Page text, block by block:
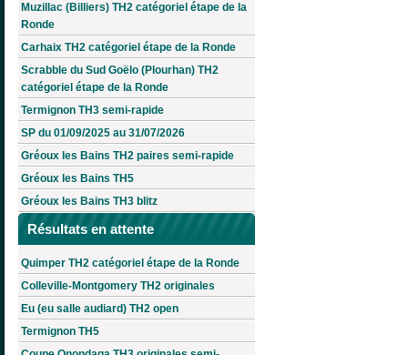
Muzillac (Billiers) TH2 catégoriel étape de la
Ronde
Carhaix TH2 catégoriel étape de la Ronde
Scrabble du Sud Goëlo (Plourhan) TH2
catégoriel étape de la Ronde
Termignon TH3 semi-rapide
SP du 01/09/2025 au 31/07/2026
Gréoux les Bains TH2 paires semi-rapide
Gréoux les Bains TH5
Gréoux les Bains TH3 blitz
Résultats en attente
Quimper TH2 catégoriel étape de la Ronde
Colleville-Montgomery TH2 originales
Eu (eu salle audiard) TH2 open
Termignon TH5